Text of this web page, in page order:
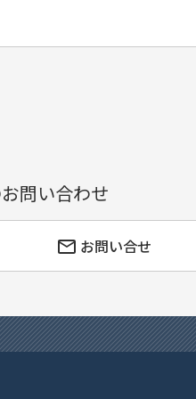
問い合わせ
お問い合せ